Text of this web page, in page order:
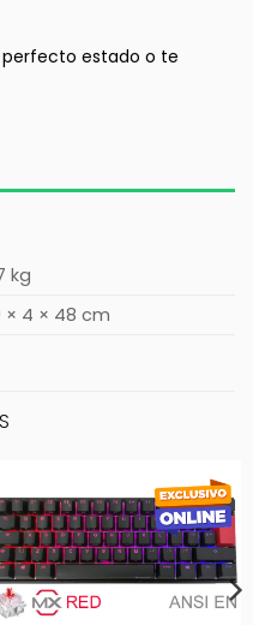
estado o te
kg
× 4 × 48 cm